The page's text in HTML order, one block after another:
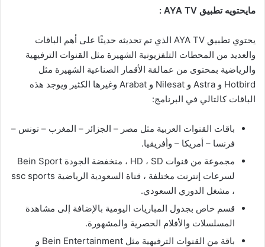
مايحتويه تطبيق AYA TV :
يحتوي تطبيق AYA TV الذي تم تحديثه حديثًا على أهم الباقات
والعديد من المحطات التلفزيونية الشهيرة مثل القنوات الترفيهية
والرياضية بمحتوى من عمالقة الأقمار الصناعية الشهيرة مثل
Hotbird و Astra و Nilesat و Arabat وغيرها الكثير ويوجد هذه
الباقات كالتالي في البرنامج:
باقات القنوات العربية مثل مصر – الجزائر – المغرب – تونس –
فرنسا – أمريكا – وأفريقيا.
مجموعة من قنوات HD ، SD ، منخفضة الجودة Bein Sport
لسرعات إنترنت مختلفة ، قناة السعودية الرياضية ssc sports
، مشغل الدوري السعودي.
قسم خاص بجدول المباريات اليومية بالإضافة إلى مشاهدة
المسلسلات والأفلام الحصرية والمشهورة.
باقة من القنوات الترفيهية مثل Bein Entertainment و